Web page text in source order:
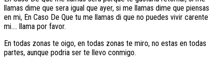
llamas dime que sera igual que ayer, si me llamas dime que piensas
en mi, En Caso De Que tu me llamas di que no puedes vivir carente
mi…. llama por favor.
En todas zonas te oigo, en todas zonas te miro, no estas en todas
partes, aunque podri­a ser te llevo conmigo.